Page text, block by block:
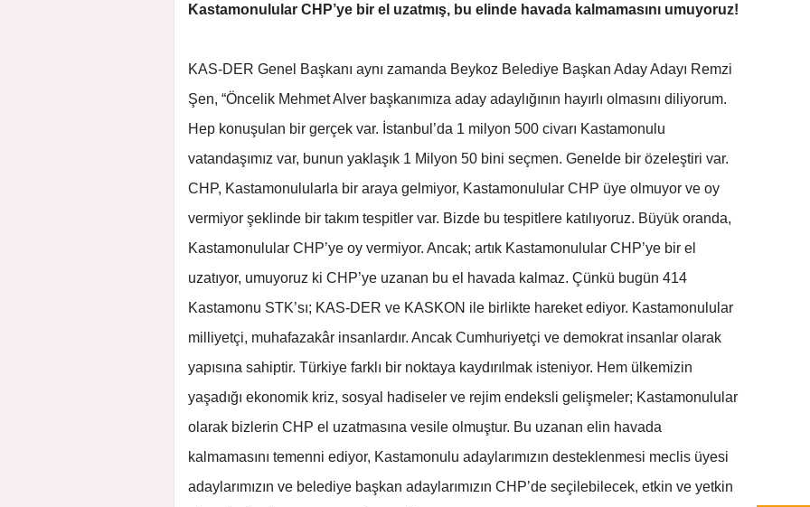
Kastamonulular CHP’ye bir el uzatmış, bu elinde havada kalmamasını umuyoruz!
KAS-DER Genel Başkanı aynı zamanda Beykoz Belediye Başkan Aday Adayı Remzi
Şen, “Öncelik Mehmet Alver başkanımıza aday adaylığının hayırlı olmasını diliyorum.
Hep konuşulan bir gerçek var. İstanbul’da 1 milyon 500 civarı Kastamonulu
vatandaşımız var, bunun yaklaşık 1 Milyon 50 bini seçmen. Genelde bir özeleştiri var.
CHP, Kastamonulularla bir araya gelmiyor, Kastamonulular CHP üye olmuyor ve oy
vermiyor şeklinde bir takım tespitler var. Bizde bu tespitlere katılıyoruz. Büyük oranda,
Kastamonulular CHP’ye oy vermiyor. Ancak; artık Kastamonulular CHP’ye bir el
uzatıyor, umuyoruz ki CHP’ye uzanan bu el havada kalmaz. Çünkü bugün 414
Kastamonu STK’sı; KAS-DER ve KASKON ile birlikte hareket ediyor. Kastamonulular
milliyetçi, muhafazakâr insanlardır. Ancak Cumhuriyetçi ve demokrat insanlar olarak
yapısına sahiptir. Türkiye farklı bir noktaya kaydırılmak isteniyor. Hem ülkemizin
yaşadığı ekonomik kriz, sosyal hadiseler ve rejim endeksli gelişmeler; Kastamonulular
olarak bizlerin CHP el uzatmasına vesile olmuştur. Bu uzanan elin havada
kalmamasını temenni ediyor, Kastamonulu adaylarımızın desteklenmesi meclis üyesi
adaylarımızın ve belediye başkan adaylarımızın CHP’de seçilebilecek, etkin ve yetkin